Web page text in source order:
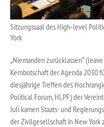
Sitzungssaal des High-level
York
„Niemanden zurücklassen“
Kernbotschaft der Agenda 2030
diesjährige Treffen des
Political Forum, HLPF) der
Juli kamen Staats- und
der Zivilgesellschaft in New York